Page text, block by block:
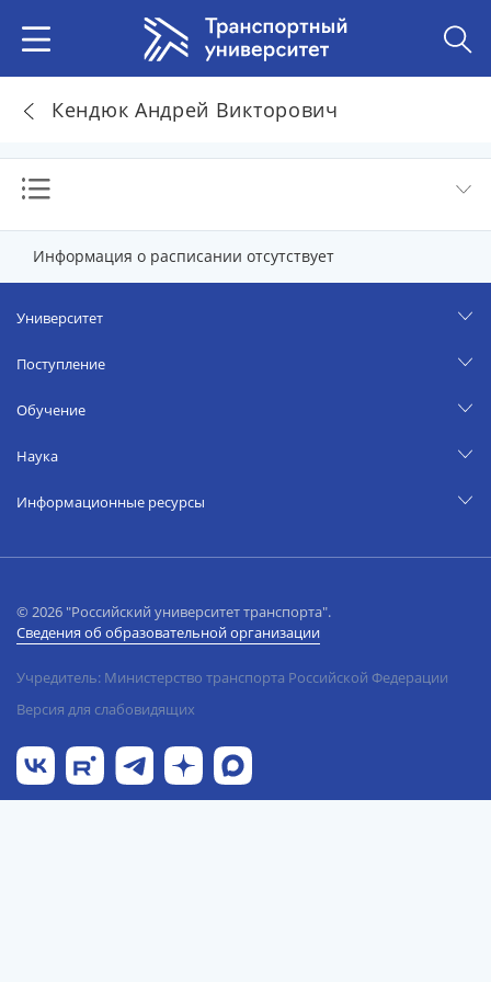
Кендюк Андрей Викторович
Информация о расписании отсутствует
Университет
Поступление
Обучение
Наука
Информационные ресурсы
© 2026 "Российский университет транспорта".
Сведения об образовательной организации
Учредитель: Министерство транспорта Российской Федерации
Версия для слабовидящих